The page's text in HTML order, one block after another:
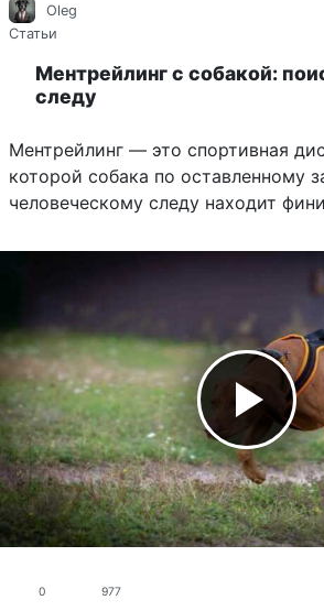
Oleg
Статьи
Ментрейлинг с собакой:
следу
Ментрейлинг — это спортивная
которой собака по оставленному
человеческому следу находит
0 977